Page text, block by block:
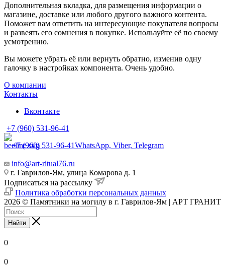
Дополнительная вкладка, для размещения информации о
магазине, доставке или любого другого важного контента.
Поможет вам ответить на интересующие покупателя вопросы
и развеять его сомнения в покупке. Используйте её по своему
усмотрению.
Вы можете убрать её или вернуть обратно, изменив одну
галочку в настройках компонента. Очень удобно.
О компании
Контакты
Вконтакте
+7 (960) 531-96-41
+7 (960) 531-96-41WhatsApp, Viber, Telegram
info@art-ritual76.ru
г. Гаврилов-Ям, улица Комарова д. 1
Подписаться на рассылку
Политика обработки персональных данных
2026 © Памятники на могилу в г. Гаврилов-Ям | АРТ ГРАНИТ
Найти
0
0